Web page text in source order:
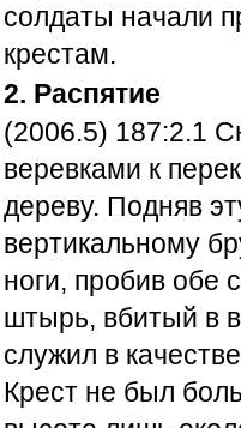
солдаты начали
крестам.
2. Распятие
(2006.5) 187:2.1
веревками к
дереву. Подняв
вертикальному
ноги, пробив обе
штырь, вбитый в
служил в
Крест не был